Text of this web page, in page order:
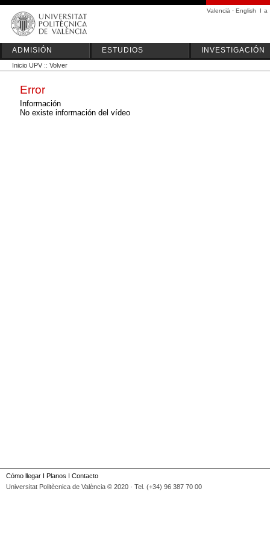
Valencià · English I a
ADMISIÓN ESTUDIOS INVESTIGACIÓN
Inicio UPV :: Volver
Error
Información
No existe información del vídeo
Cómo llegar I Planos I Contacto
Universitat Politècnica de València © 2020 · Tel. (+34) 96 387 70 00